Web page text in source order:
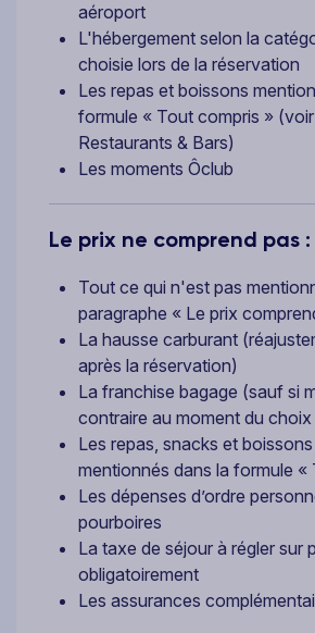
aéroport
L'hébergement selon la
choisie lors de la réservation
Les repas et boissons
formule « Tout compris »
Restaurants & Bars)
Les moments Ôclub
Le prix ne comprend pas :
Tout ce qui n'est pas
paragraphe « Le prix
La hausse carburant
après la réservation)
La franchise bagage (sauf si
contraire au moment du
Les repas, snacks et
mentionnés dans la formule «
Les dépenses d’ordre
pourboires
La taxe de séjour à régler sur
obligatoirement
Les assurances